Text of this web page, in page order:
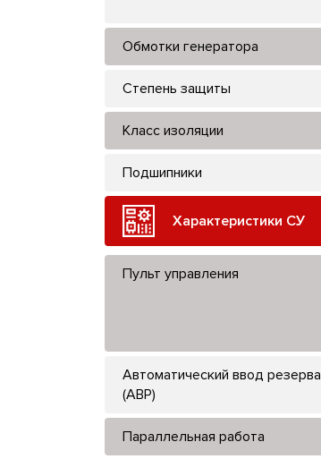
Обмотки генератора
Степень защиты
Класс изоляции
Подшипники
Характеристики СУ
Пульт управления
Автоматический ввод резерва
(АВР)
Параллельная работа